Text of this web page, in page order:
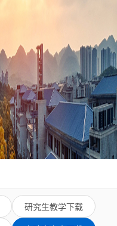
研究生教学下载